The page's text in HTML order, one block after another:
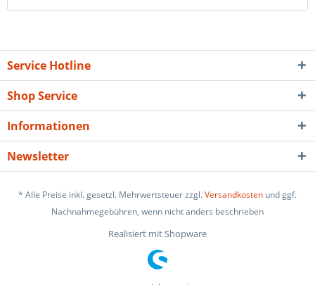
Service Hotline
Shop Service
Informationen
Newsletter
* Alle Preise inkl. gesetzl. Mehrwertsteuer zzgl.Versandkosten und ggf.
Nachnahmegebühren, wenn nicht anders beschrieben
Realisiert mit Shopware